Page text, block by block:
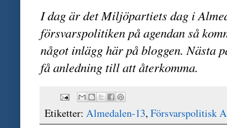
I dag är det Miljöpartiets dag i
försvarspolitiken på agendan så
något inlägg här på bloggen.
få anledning till att återkomma.
Etiketter: Almedalen-13, Försvarspolitisk